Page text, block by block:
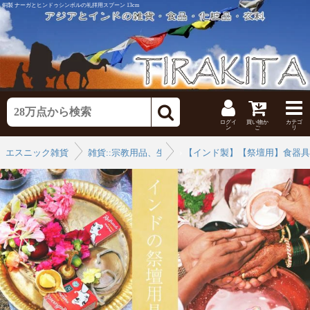
銅製 ナーガとヒンドゥシンボルの礼拝用スプーン 13cm
ログイ
ン
買い物か
ご
カテゴ
リ
エスニック雑貨
雑貨::宗教用品、生活用品【インド製】【祭壇用】食器具